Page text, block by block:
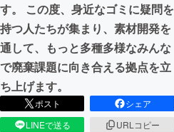
す。 この度、身近なゴミに疑問を
持つ人たちが集まり、素材開発を
通して、もっと多種多様なみんな
で廃棄課題に向き合える拠点を立
ち上げます。
ポスト
シェア
LINEで送る
URLコピー